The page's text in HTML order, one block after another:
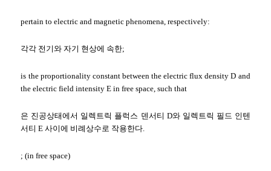
pertain to electric and magnetic phenomena, respectively:
각각 전기와 자기 현상에 속한;
is the proportionality constant between the electric flux density D and
the electric field intensity E in free space, such that
은 진공상태에서 일렉트릭 플럭스 덴서티 D와 일렉트릭 필드 인텐
서티 E 사이에 비례상수로 작용한다.
; (in free space)